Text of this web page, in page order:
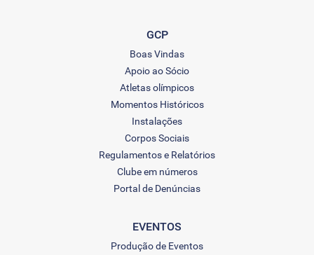
GCP
Boas Vindas
Apoio ao Sócio
Atletas olímpicos
Momentos Históricos
Instalações
Corpos Sociais
Regulamentos e Relatórios
Clube em números
Portal de Denúncias
EVENTOS
Produção de Eventos